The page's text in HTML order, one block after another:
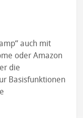
auch mit
oder Amazon
die
Basisfunktionen